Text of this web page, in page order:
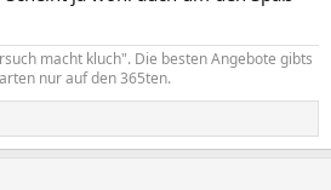
macht kluch". Die besten Angebote gibts
nur auf den 365ten.